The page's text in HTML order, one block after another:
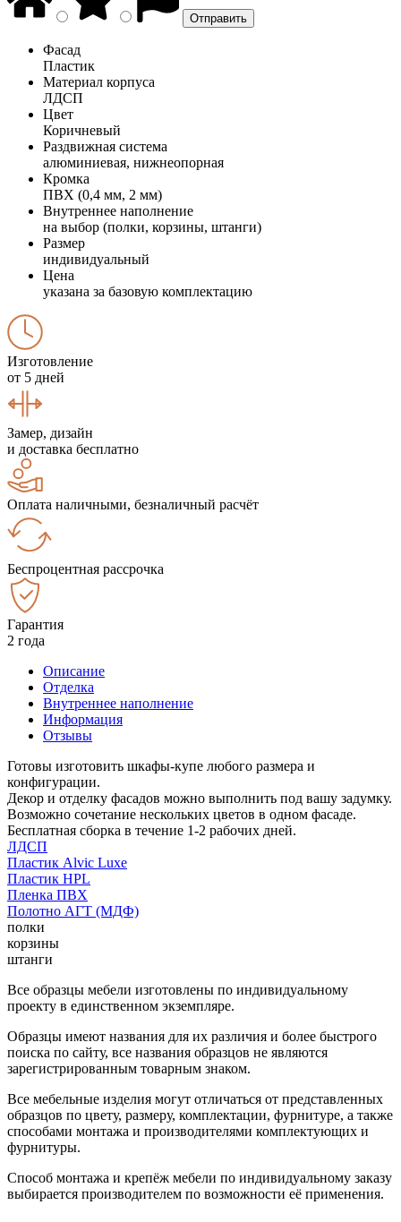
Фасад
Пластик
Материал корпуса
ЛДСП
Цвет
Коричневый
Раздвижная система
алюминиевая, нижнеопорная
Кромка
ПВХ (0,4 мм, 2 мм)
Внутреннее наполнение
на выбор (полки, корзины, штанги)
Размер
индивидуальный
Цена
указана за базовую комплектацию
Изготовление
от 5 дней
Замер, дизайн
и доставка бесплатно
Оплата наличными, безналичный расчёт
Беспроцентная рассрочка
Гарантия
2 года
Описание
Отделка
Внутреннее наполнение
Информация
Отзывы
Готовы изготовить шкафы-купе любого размера и
конфигурации.
Декор и отделку фасадов можно выполнить под вашу задумку.
Возможно сочетание нескольких цветов в одном фасаде.
Бесплатная сборка в течение 1-2 рабочих дней.
ЛДСП
Пластик Alvic Luxe
Пластик HPL
Пленка ПВХ
Полотно АГТ (МДФ)
полки
корзины
штанги
Все образцы мебели изготовлены по индивидуальному
проекту в единственном экземпляре.
Образцы имеют названия для их различия и более быстрого
поиска по сайту, все названия образцов не являются
зарегистрированным товарным знаком.
Все мебельные изделия могут отличаться от представленных
образцов по цвету, размеру, комплектации, фурнитуре, а также
способами монтажа и производителями комплектующих и
фурнитуры.
Способ монтажа и крепёж мебели по индивидуальному заказу
выбирается производителем по возможности её применения.